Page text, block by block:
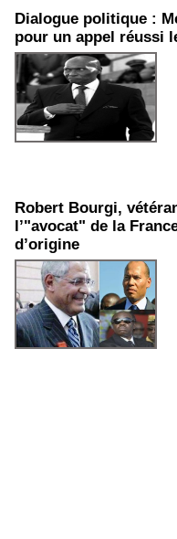
Dialogue politique :
pour un appel réussi
Robert Bourgi,
l’"avocat" de la
d’origine